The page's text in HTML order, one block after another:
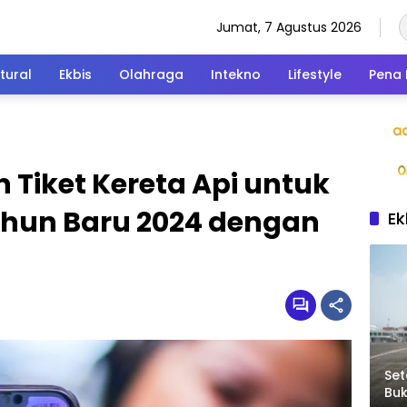
Jumat, 7 Agustus 2026
Ekbis Olahraga Intekno Lifestyle Pena
Tiket Kereta Api untuk
Baru 2024 dengan